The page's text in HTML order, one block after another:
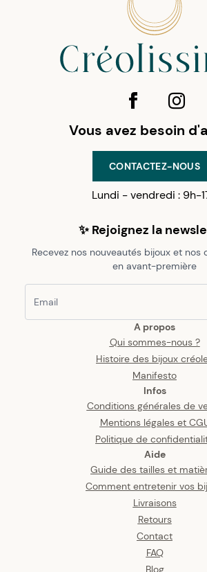
A propos
Qui sommes-nous ?
Histoire des bijoux
Manifesto
Infos
Conditions générales de
Mentions légales et
Politique de
Aide
Guide des tailles et
Comment entretenir vos
Livraisons
Retours
Contact
FAQ
Blog
Vous avez besoin
CONTACTEZ-NOUS
Lundi - vendredi : 9h-
✨ Rejoignez la
Recevez nos nouveautés bijoux et nos
en avant-première